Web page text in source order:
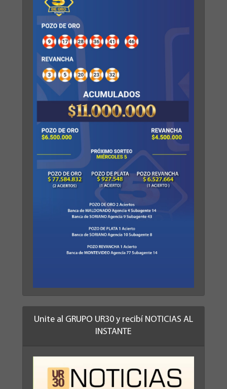
Unite al GRUPO UR30 y recibí NOTICIAS AL
INSTANTE